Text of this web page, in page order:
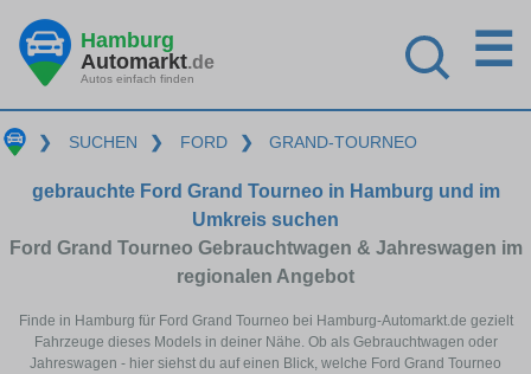
Hamburg
Automarkt.de
Autos einfach finden
☰
❯ SUCHEN ❯ FORD ❯ GRAND-TOURNEO
gebrauchte Ford Grand Tourneo in Hamburg und im
Umkreis suchen
Ford Grand Tourneo Gebrauchtwagen & Jahreswagen im
regionalen Angebot
Finde in Hamburg für Ford Grand Tourneo bei Hamburg-Automarkt.de gezielt
Fahrzeuge dieses Models in deiner Nähe. Ob als Gebrauchtwagen oder
Jahreswagen - hier siehst du auf einen Blick, welche Ford Grand Tourneo